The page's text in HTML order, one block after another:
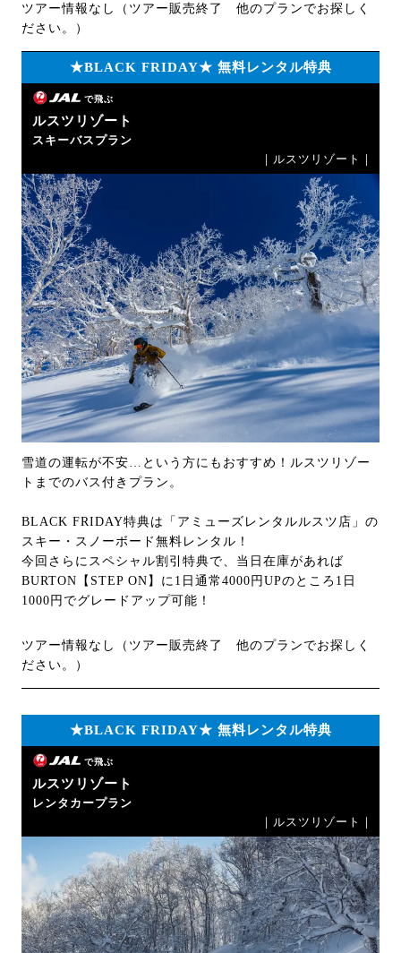
ツアー情報なし（ツアー販売終了 他のプランでお探しく
ださい。）
★BLACK FRIDAY★ 無料レンタル特典
で飛ぶ
ルスツリゾート
スキーバスプラン
｜ルスツリゾート｜
雪道の運転が不安…という方にもおすすめ！ルスツリゾー
トまでのバス付きプラン。
BLACK FRIDAY特典は「アミューズレンタルルスツ店」の
スキー・スノーボード無料レンタル！
今回さらにスペシャル割引特典で、当日在庫があれば
BURTON【STEP ON】に1日通常4000円UPのところ1日
1000円でグレードアップ可能！
ツアー情報なし（ツアー販売終了 他のプランでお探しく
ださい。）
★BLACK FRIDAY★ 無料レンタル特典
で飛ぶ
ルスツリゾート
レンタカープラン
｜ルスツリゾート｜